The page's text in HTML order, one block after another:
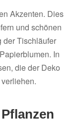
Akzenten. Dies
und schönen
der Tischläufer
In
die der Deko